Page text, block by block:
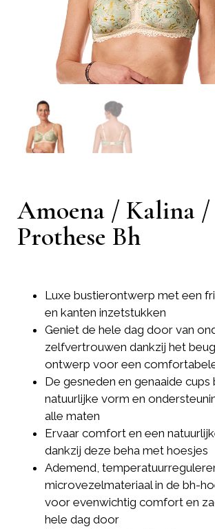
Amoena / Kalina
Prothese Bh
Luxe bustierontwerp met een
en kanten inzetstukken
Geniet de hele dag door van
zelfvertrouwen dankzij het
ontwerp voor een
De gesneden en genaaide cups
natuurlijke vorm en
alle maten
Ervaar comfort en een
dankzij deze beha met hoesjes
Ademend,
microvezelmateriaal in de bh-
voor evenwichtig comfort en
hele dag door